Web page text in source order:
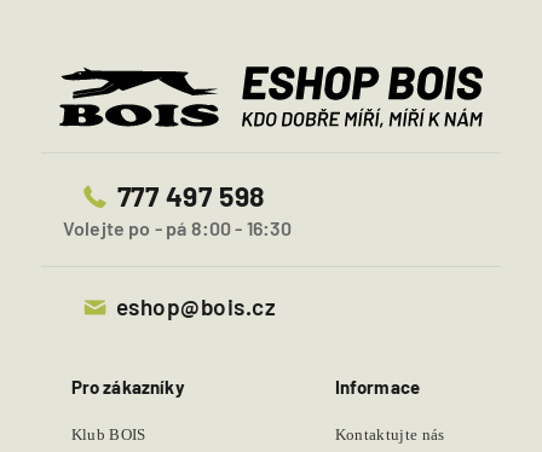
777 497 598
Volejte po - pá 8:00 - 16:30
eshop@bois.cz
Pro zákazníky
Klub BOIS
Informace
Kontaktujte nás